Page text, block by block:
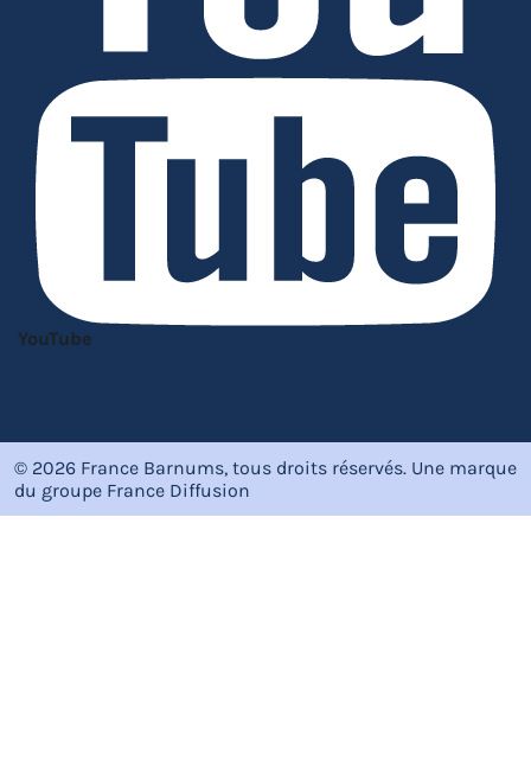
YouTube
© 2026 France Barnums, tous droits réservés. Une marque
du groupe France Diffusion